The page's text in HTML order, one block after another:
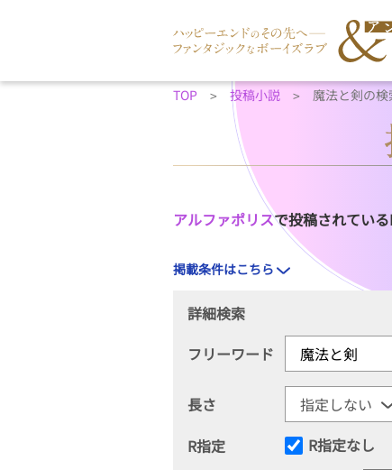
TOP 投稿小説 魔法と剣の検
アルファポリスで投稿されている
掲載条件はこちら
詳細検索
フリーワード
長さ
R指定
R指定なし